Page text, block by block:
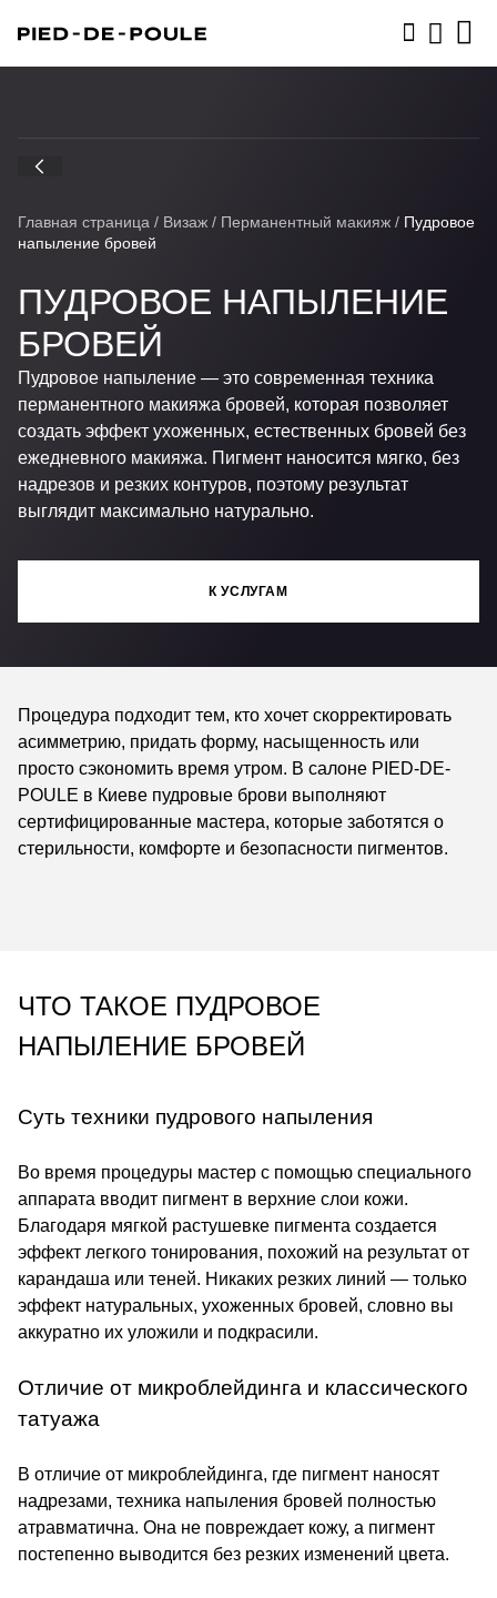
Главная страница / Визаж / Перманентный макияж / Пудровое
напыление бровей
ПУДРОВОЕ НАПЫЛЕНИЕ
БРОВЕЙ
Пудровое напыление — это современная техника
перманентного макияжа бровей, которая позволяет
создать эффект ухоженных, естественных бровей без
ежедневного макияжа. Пигмент наносится мягко, без
надрезов и резких контуров, поэтому результат
выглядит максимально натурально.
К УСЛУГАМ
Процедура подходит тем, кто хочет скорректировать
асимметрию, придать форму, насыщенность или
просто сэкономить время утром. В салоне PIED-DE-
POULE в Киеве пудровые брови выполняют
сертифицированные мастера, которые заботятся о
стерильности, комфорте и безопасности пигментов.
ЧТО ТАКОЕ ПУДРОВОЕ
НАПЫЛЕНИЕ БРОВЕЙ
Суть техники пудрового напыления
Во время процедуры мастер с помощью специального
аппарата вводит пигмент в верхние слои кожи.
Благодаря мягкой растушевке пигмента создается
эффект легкого тонирования, похожий на результат от
карандаша или теней. Никаких резких линий — только
эффект натуральных, ухоженных бровей, словно вы
аккуратно их уложили и подкрасили.
Отличие от микроблейдинга и классического
татуажа
В отличие от микроблейдинга, где пигмент наносят
надрезами, техника напыления бровей полностью
атравматична. Она не повреждает кожу, а пигмент
постепенно выводится без резких изменений цвета.